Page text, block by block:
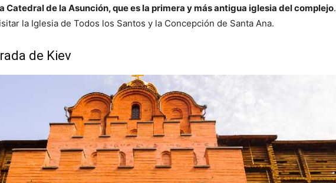
Catedral de la Asunción, que es la primera y más antigua iglesia del complejo.
la Iglesia de Todos los Santos y la Concepción de Santa Ana.
de Kiev